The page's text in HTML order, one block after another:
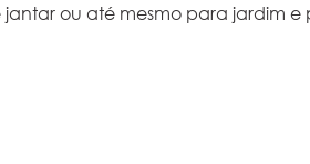
ou até mesmo para jardim e